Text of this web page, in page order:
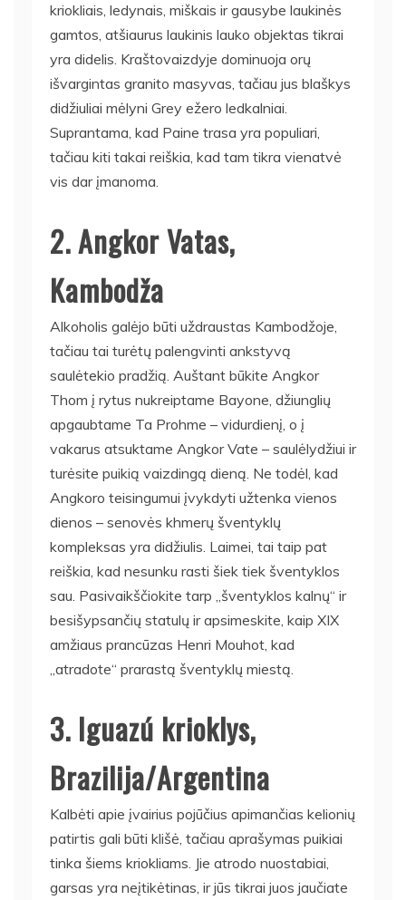
kriokliais, ledynais, miškais ir gausybe laukinės
gamtos, atšiaurus laukinis lauko objektas tikrai
yra didelis. Kraštovaizdyje dominuoja orų
išvargintas granito masyvas, tačiau jus blaškys
didžiuliai mėlyni Grey ežero ledkalniai.
Suprantama, kad Paine trasa yra populiari,
tačiau kiti takai reiškia, kad tam tikra vienatvė
vis dar įmanoma.
2. Angkor Vatas,
Kambodža
Alkoholis galėjo būti uždraustas Kambodžoje,
tačiau tai turėtų palengvinti ankstyvą
saulėtekio pradžią. Auštant būkite Angkor
Thom į rytus nukreiptame Bayone, džiunglių
apgaubtame Ta Prohme – vidurdienį, o į
vakarus atsuktame Angkor Vate – saulėlydžiui ir
turėsite puikią vaizdingą dieną. Ne todėl, kad
Angkoro teisingumui įvykdyti užtenka vienos
dienos – senovės khmerų šventyklų
kompleksas yra didžiulis. Laimei, tai taip pat
reiškia, kad nesunku rasti šiek tiek šventyklos
sau. Pasivaikščiokite tarp „šventyklos kalnų“ ir
besišypsančių statulų ir apsimeskite, kaip XIX
amžiaus prancūzas Henri Mouhot, kad
„atradote“ prarastą šventyklų miestą.
3. Iguazú krioklys,
Brazilija/Argentina
Kalbėti apie įvairius pojūčius apimančias kelionių
patirtis gali būti klišė, tačiau aprašymas puikiai
tinka šiems kriokliams. Jie atrodo nuostabiai,
garsas yra neįtikėtinas, ir jūs tikrai juos jaučiate